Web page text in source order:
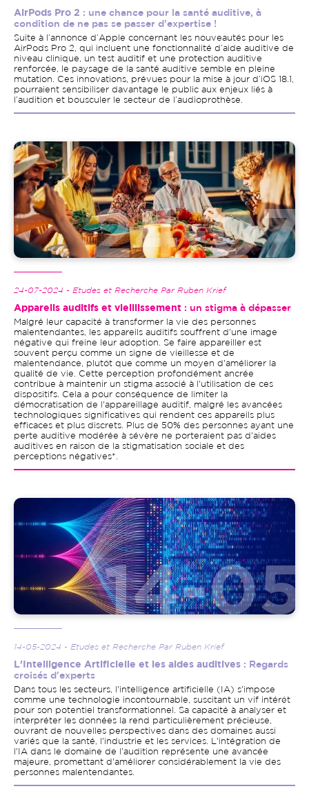
AirPods Pro 2 : une chance pour la santé auditive, à
condition de ne pas se passer d’expertise !
Suite à l’annonce d’Apple concernant les nouveautés pour les
AirPods Pro 2, qui incluent une fonctionnalité d’aide auditive de
niveau clinique, un test auditif et une protection auditive
renforcée, le paysage de la santé auditive semble en pleine
mutation. Ces innovations, prévues pour la mise à jour d’iOS 18.1,
pourraient sensibiliser davantage le public aux enjeux liés à
l’audition et bousculer le secteur de l’audioprothèse.
Image
24-07-2024 - Etudes et Recherche Par Ruben Krief
Appareils auditifs et vieillissement : un stigma à dépasser
Malgré leur capacité à transformer la vie des personnes
malentendantes, les appareils auditifs souffrent d'une image
négative qui freine leur adoption. Se faire appareiller est
souvent perçu comme un signe de vieillesse et de
malentendance, plutôt que comme un moyen d'améliorer la
qualité de vie. Cette perception profondément ancrée
contribue à maintenir un stigma associé à l'utilisation de ces
dispositifs. Cela a pour conséquence de limiter la
démocratisation de l'appareillage auditif, malgré les avancées
technologiques significatives qui rendent ces appareils plus
efficaces et plus discrets. Plus de 50% des personnes ayant une
perte auditive modérée à sévère ne porteraient pas d'aides
auditives en raison de la stigmatisation sociale et des
perceptions négatives*.
Image
14-05-2024 - Etudes et Recherche Par Ruben Krief
L'Intelligence Artificielle et les aides auditives : Regards
croisés d'experts
Dans tous les secteurs, l'intelligence artificielle (IA) s'impose
comme une technologie incontournable, suscitant un vif intérêt
pour son potentiel transformationnel. Sa capacité à analyser et
interpréter les données la rend particulièrement précieuse,
ouvrant de nouvelles perspectives dans des domaines aussi
variés que la santé, l'industrie et les services. L'intégration de
l'IA dans le domaine de l'audition représente une avancée
majeure, promettant d'améliorer considérablement la vie des
personnes malentendantes.